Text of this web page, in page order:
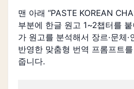
맨 아래 “PASTE KOREAN
부분에 한글 원고 1~2챕터를
가 원고를 분석해서 장르·문체·
반영한 맞춤형 번역 프롬프트
줍니다.